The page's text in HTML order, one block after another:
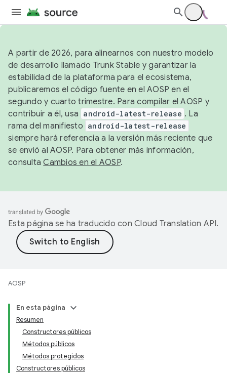
A partir de 2026, para alinearnos con nuestro modelo
de desarrollo llamado Trunk Stable y garantizar la
estabilidad de la plataforma para el ecosistema,
publicaremos el código fuente en el AOSP en el
segundo y cuarto trimestre. Para compilar el AOSP y
contribuir a él, usa android-latest-release . La
rama del manifiesto android-latest-release
siempre hará referencia a la versión más reciente que
se envió al AOSP. Para obtener más información,
consultaCambios en el AOSP.
Esta página se ha traducido con Cloud Translation API.
AOSP
En esta página
Resumen
Constructores públicos
Métodos públicos
Métodos protegidos
Constructores públicos